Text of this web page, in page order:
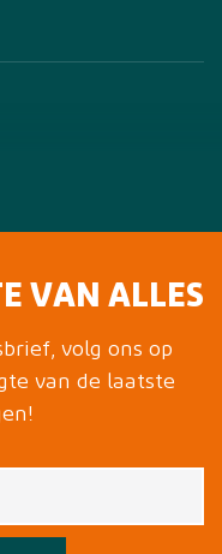
VAN ALLES
volg ons op
van de laatste